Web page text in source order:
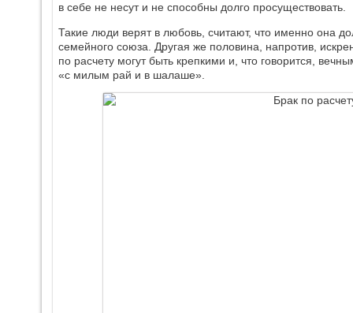
в себе не несут и не способны долго просуществовать.
Такие люди верят в любовь, считают, что именно она
семейного союза. Другая же половина, напротив,
по расчету могут быть крепкими и, что говорится,
«с милым рай и в шалаше».